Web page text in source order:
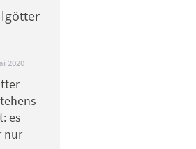
2020
es
nur